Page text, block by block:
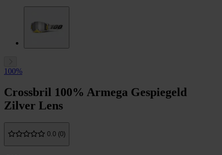
100%
Crossbril 100% Armega Gespiegeld
Zilver Lens
0.0 (0)